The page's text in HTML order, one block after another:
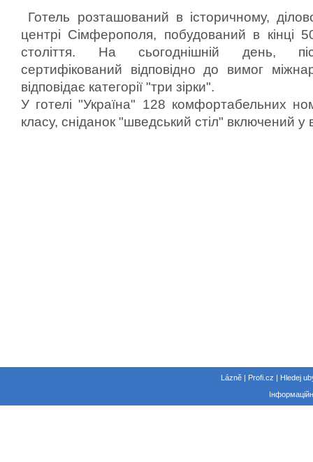
Готель розташований в історичному,
центрі Сімферополя, побудований в кінці
століття. На сьогоднішній день,
сертифікований відповідно до вимог
відповідає категорії "три зірки".
У готелі "Україна" 128 комфортабельних
класу, сніданок "шведський стіл" включений у
Lázně | Profi.cz | Hledej